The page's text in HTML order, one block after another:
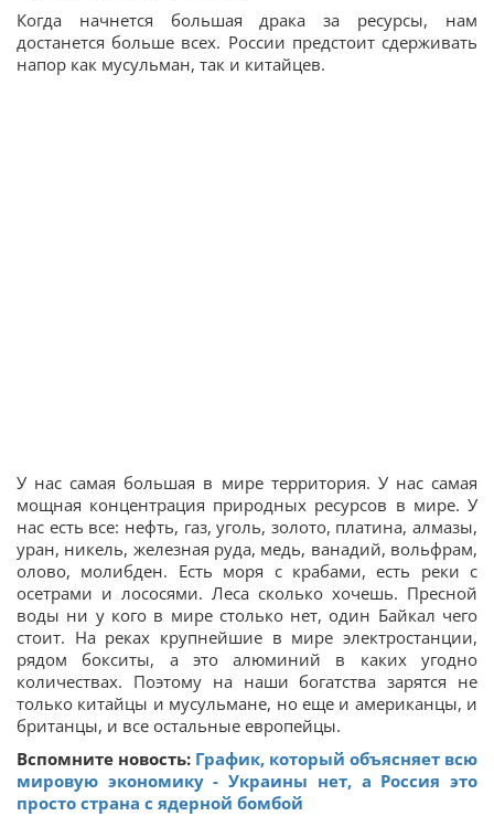
Когда начнется большая драка за ресурсы, нам
достанется больше всех. России предстоит сдерживать
напор как мусульман, так и китайцев.
У нас самая большая в мире территория. У нас самая
мощная концентрация природных ресурсов в мире. У
нас есть все: нефть, газ, уголь, золото, платина, алмазы,
уран, никель, железная руда, медь, ванадий, вольфрам,
олово, молибден. Есть моря с крабами, есть реки с
осетрами и лососями. Леса сколько хочешь. Пресной
воды ни у кого в мире столько нет, один Байкал чего
стоит. На реках крупнейшие в мире электростанции,
рядом бокситы, а это алюминий в каких угодно
количествах. Поэтому на наши богатства зарятся не
только китайцы и мусульмане, но еще и американцы, и
британцы, и все остальные европейцы.
Вспомните новость: График, который объясняет всю
мировую экономику - Украины нет, а Россия это
просто страна с ядерной бомбой